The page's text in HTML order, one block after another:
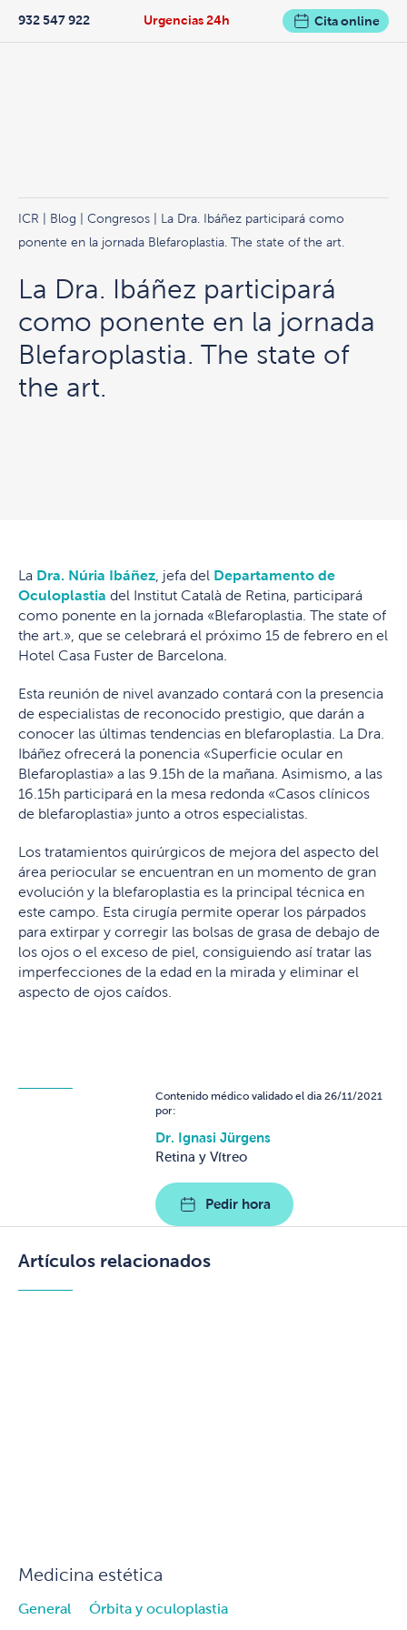
Urgencias 24h
932 547 922 Cita online
ICR Blog Congresos | La Dra. Ibáñez participará como
ponente en la jornada Blefaroplastia. The state of the art.
La Dra. Ibáñez participará
como ponente en la jornada
Blefaroplastia. The state of
the art.
La Dra. Núria Ibáñez, jefa del Departamento de
Oculoplastia del Institut Català de Retina, participará
como ponente en la jornada «Blefaroplastia. The state of
the art.», que se celebrará el próximo 15 de febrero en el
Hotel Casa Fuster de Barcelona.
Esta reunión de nivel avanzado contará con la presencia
de especialistas de reconocido prestigio, que darán a
conocer las últimas tendencias en blefaroplastia. La Dra.
Ibáñez ofrecerá la ponencia «Superficie ocular en
Blefaroplastia» a las 9.15h de la mañana. Asimismo, a las
16.15h participará en la mesa redonda «Casos clínicos
de blefaroplastia» junto a otros especialistas.
Los tratamientos quirúrgicos de mejora del aspecto del
área periocular se encuentran en un momento de gran
evolución y la blefaroplastia es la principal técnica en
este campo. Esta cirugía permite operar los párpados
para extirpar y corregir las bolsas de grasa de debajo de
los ojos o el exceso de piel, consiguiendo así tratar las
imperfecciones de la edad en la mirada y eliminar el
aspecto de ojos caídos.
Contenido médico validado el dia 26/11/2021
por:
Dr. Ignasi Jürgens
Retina y Vítreo
Pedir hora
Artículos relacionados
Medicina estética
General Órbita y oculoplastia